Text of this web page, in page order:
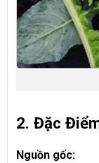
2. Đặc
Nguồn gốc: